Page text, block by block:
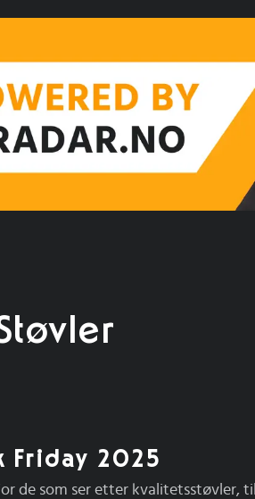
Friday 2025
de som ser etter kvalitetsstøvler,